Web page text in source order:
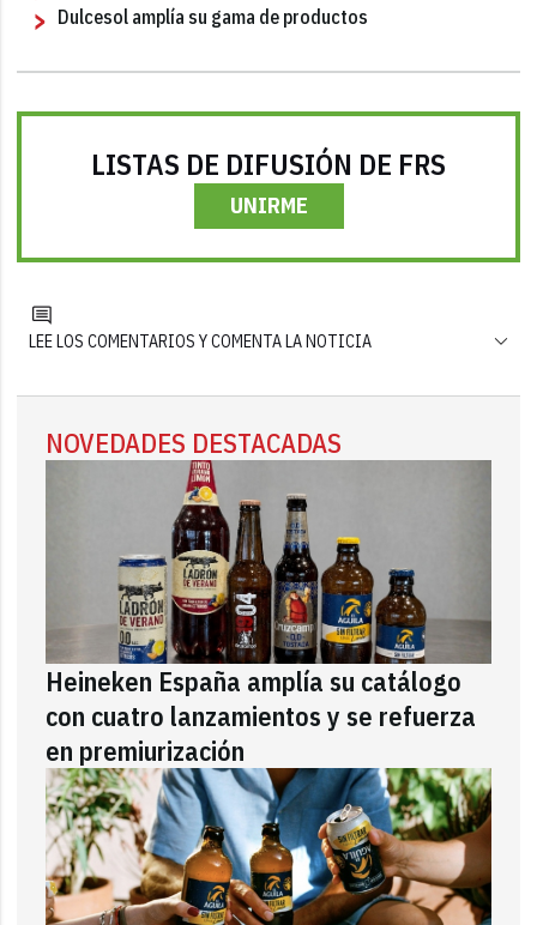
Dulcesol amplía su gama de productos
LISTAS DE DIFUSIÓN DE FRS
UNIRME
LEE LOS COMENTARIOS Y COMENTA LA NOTICIA
NOVEDADES DESTACADAS
Heineken España amplía su catálogo
con cuatro lanzamientos y se refuerza
en premiurización